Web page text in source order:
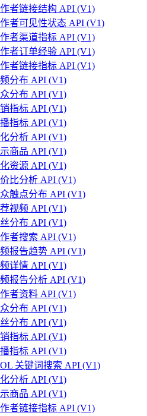
者链接结构 API (V1)
者可见性状态 API (V1)
者渠道指标 API (V1)
者订单经验 API (V1)
者链接指标 API (V1)
分布 API (V1)
分布 API (V1)
指标 API (V1)
指标 API (V1)
分析 API (V1)
商品 API (V1)
资源 API (V1)
比分析 API (V1)
触点分布 API (V1)
视频 API (V1)
分布 API (V1)
者搜索 API (V1)
报告趋势 API (V1)
详情 API (V1)
报告分析 API (V1)
者资料 API (V1)
分布 API (V1)
分布 API (V1)
指标 API (V1)
指标 API (V1)
关键词搜索 API (V1)
分析 API (V1)
商品 API (V1)
者链接指标 API (V1)